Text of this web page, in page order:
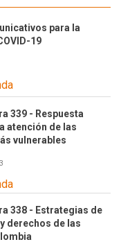
para la
19
339 - Respuesta
atención de las
vulnerables
338 - Estrategias de
derechos de las